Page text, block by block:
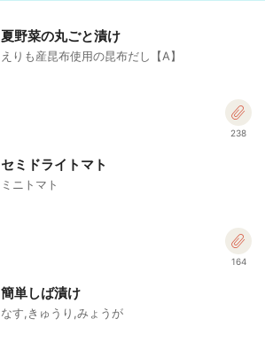
夏野菜の丸ごと漬け
えりも産昆布使用の昆布だし【A】
238
セミドライトマト
ミニトマト
164
簡単しば漬け
なす,きゅうり,みょうが